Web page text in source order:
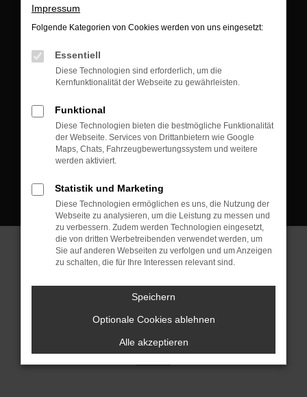
Postadresse:
Kontakt:
Tel.: +49 3745 760 90 20
Fax: +49 3745 760 90 21
Mail: fj@jakob-trading.com
Cookie Einstellungen
© 2026 Jakob Trading GmbH | Neustädter Straße 1 | DE-08223
Neustadt/Vogtland | fj@jakob-trading.com | Webdesign by audaris.de
Impressum
Folgende Kategorien von Cookies werden von uns eingesetzt:
Essentiell
Diese Technologien sind erforderlich, um die
Kernfunktionalität der Webseite zu gewährleisten.
Funktional
Diese Technologien bieten die bestmögliche Funktionalität
der Webseite. Services von Drittanbietern wie Google
Maps, Chats, Fahrzeugbewertungssystem und weitere
werden aktiviert.
Statistik und Marketing
Diese Technologien ermöglichen es uns, die Nutzung der
Webseite zu analysieren, um die Leistung zu messen und
zu verbessern. Zudem werden Technologien eingesetzt,
die von dritten Werbetreibenden verwendet werden, um
Sie auf anderen Webseiten zu verfolgen und um Anzeigen
zu schalten, die für Ihre Interessen relevant sind.
Speichern
Optionale Cookies ablehnen
Alle akzeptieren